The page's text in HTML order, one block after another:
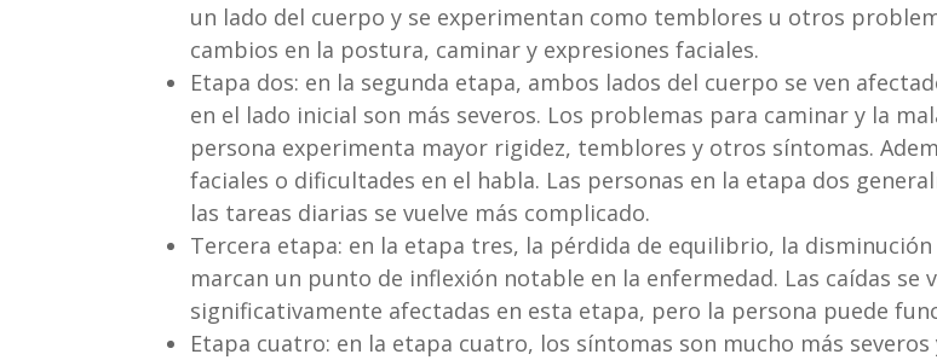
un lado del cuerpo y se experimentan como temblores u otros
cambios en la postura, caminar y expresiones faciales.
Etapa dos: en la segunda etapa, ambos lados del cuerpo se ven
en el lado inicial son más severos. Los problemas para caminar y la
persona experimenta mayor rigidez, temblores y otros síntomas.
faciales o dificultades en el habla. Las personas en la etapa dos
las tareas diarias se vuelve más complicado.
Tercera etapa: en la etapa tres, la pérdida de equilibrio, la
marcan un punto de inflexión notable en la enfermedad. Las caídas se
significativamente afectadas en esta etapa, pero la persona puede
Etapa cuatro: en la etapa cuatro, los síntomas son mucho más